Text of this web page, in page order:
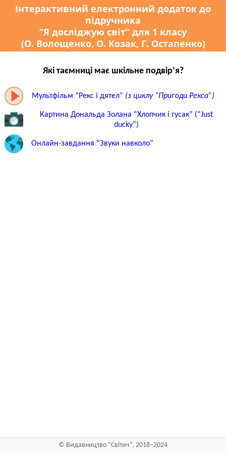
Інтерактивний електронний додаток до
підручника
“Я досліджую світ” для 1 класу
(О. Волощенко, О. Козак, Г. Остапенко)
Які таємниці має шкільне подвір’я?
Мультфільм “Рекс і дятел” (з циклу “Пригоди Рекса”)
Картина Дональда Золана “Хлопчик і гусак” (“Just
ducky”)
Онлайн-завдання “Звуки навколо”
© Видавництво “Світич”, 2018–2024